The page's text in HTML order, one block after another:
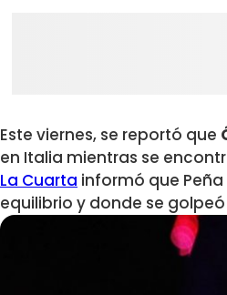
Este viernes, se reportó que
en Italia mientras se
La Cuarta informó que
equilibrio y donde se